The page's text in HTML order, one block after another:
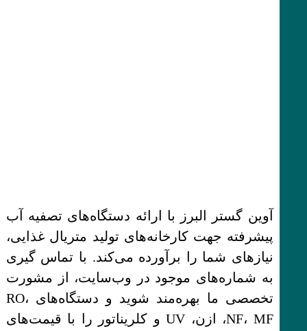
آوین گستر البرز با ارائه دستگاه‌های تصفیه آب
پیشرفته جهت کارخانه‌های تولید متریال غذایی،
نیازهای شما را برآورده می‌کند. با تماس‌ گیری
به شماره‌های موجود در وب‌سایت، از مشورت
تخصصی ما بهره‌مند شوید و دستگاه‌های RO،
NF، MF، ازن، UV و کلریناتور را با قیمت‌های